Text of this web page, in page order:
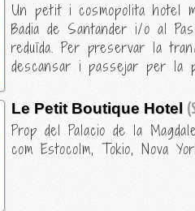
Un petit i cosmopolita hotel
Badia de Santander i/o al
reduïda. Per preservar la
descansar i passejar per la
Le Petit Boutique Hotel
Prop del Palacio de la
com Estocolm, Tokio, Nova